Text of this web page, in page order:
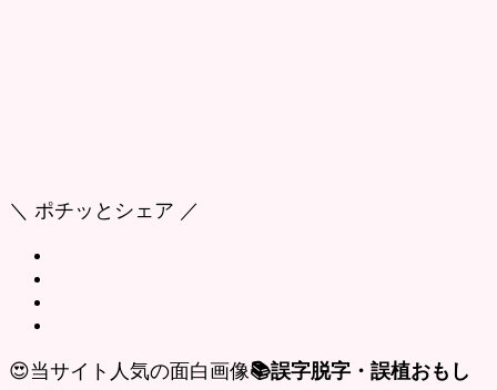
＼ ポチッとシェア ／
😍当サイト人気の面白画像📚誤字脱字・誤植おもし